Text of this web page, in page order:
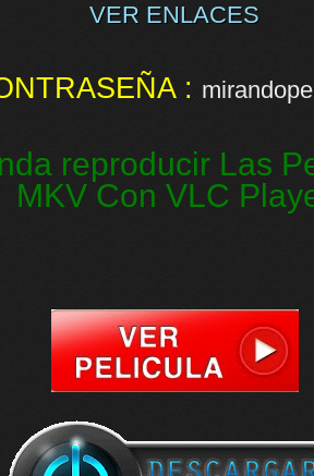
VER ENLACES
:
reproducir Las
MKV Con VLC